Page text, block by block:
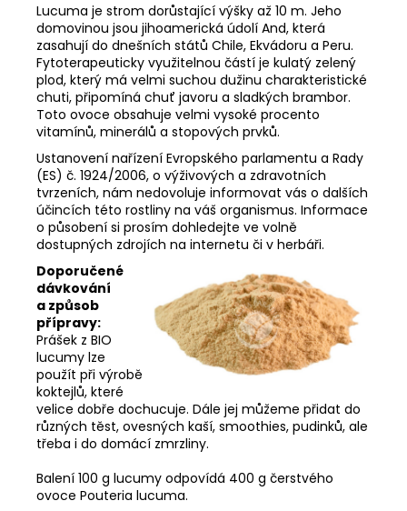
Lucuma je strom dorůstající výšky až 10 m. Jeho
domovinou jsou jihoamerická údolí And, která
zasahují do dnešních států Chile, Ekvádoru a Peru.
Fytoterapeuticky využitelnou částí je kulatý zelený
plod, který má velmi suchou dužinu charakteristické
chuti, připomíná chuť javoru a sladkých brambor.
Toto ovoce obsahuje velmi vysoké procento
vitamínů, minerálů a stopových prvků.
Ustanovení nařízení Evropského parlamentu a Rady
(ES) č. 1924/2006, o výživových a zdravotních
tvrzeních, nám nedovoluje informovat vás o dalších
účincích této rostliny na váš organismus. Informace
o působení si prosím dohledejte ve volně
dostupných zdrojích na internetu či v herbáři.
Doporučené
dávkování
a způsob
přípravy:
Prášek z BIO
lucumy lze
použít při výrobě
koktejlů, které
velice dobře dochucuje. Dále jej můžeme přidat do
různých těst, ovesných kaší, smoothies, pudinků, ale
třeba i do domácí zmrzliny.
Balení 100 g lucumy odpovídá 400 g čerstvého
ovoce Pouteria lucuma.
KAKAOVÉ
BOBY
NEPRAŽENÉ
PRALESNÍ
KAKAO
FENIX